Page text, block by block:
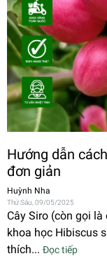
Hướng dẫn
đơn giản
Huỳnh Nha
Thứ Sáu, 09/05/2025
Cây Siro (còn gọi
khoa học Hibiscus
thích... Đọc tiếp